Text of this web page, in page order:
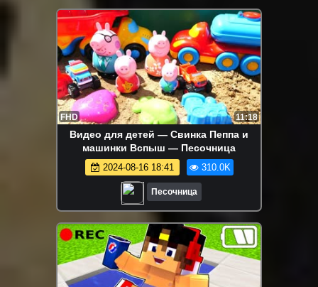
FHD 11:18
Видео для детей — Свинка Пеппа и
машинки Вспыш — Песочница
2024-08-16 18:41 310.0K
Песочница